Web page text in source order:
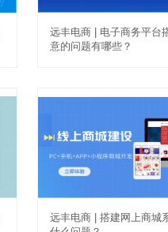
远丰电商 | 电子商务平台
意的问题有哪些？
远丰电商 | 搭建网上商城